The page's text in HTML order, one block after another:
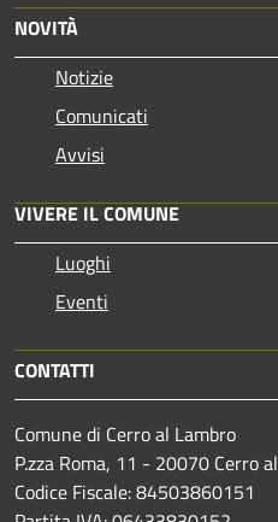
NOVITÀ
Notizie
Comunicati
Avvisi
VIVERE IL COMUNE
Luoghi
Eventi
CONTATTI
Comune di Cerro al Lambro
P.zza Roma, 11 - 20070 Cerro
Codice Fiscale: 84503860151